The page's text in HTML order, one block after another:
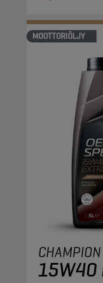
MOOTTORIÖLJY
CHAMPION
15W40